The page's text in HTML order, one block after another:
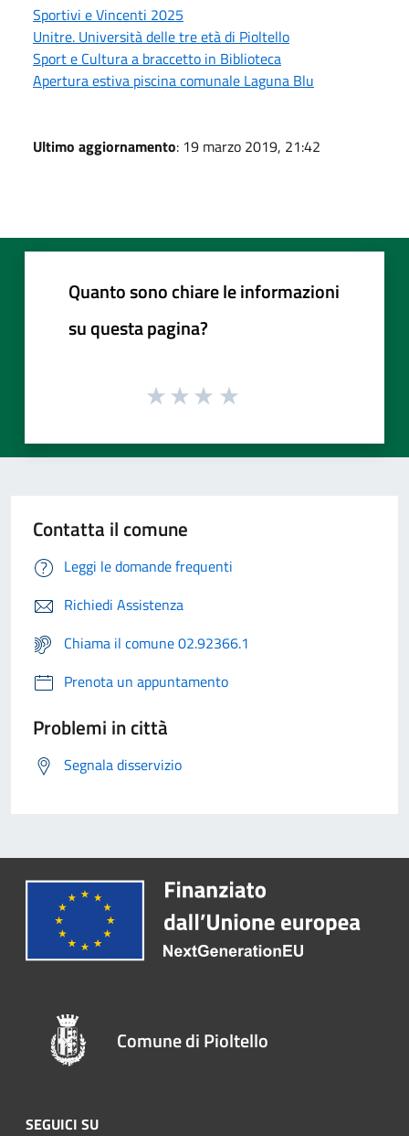
Sportivi e Vincenti 2025
Unitre. Università delle tre età di Pioltello
Sport e Cultura a braccetto in Biblioteca
Apertura estiva piscina comunale Laguna Blu
Ultimo aggiornamento: 19 marzo 2019, 21:42
Quanto sono chiare le informazioni
su questa pagina?
Contatta il comune
Leggi le domande frequenti
Richiedi Assistenza
Chiama il comune 02.92366.1
Prenota un appuntamento
Problemi in città
Segnala disservizio
Comune di Pioltello
SEGUICI SU